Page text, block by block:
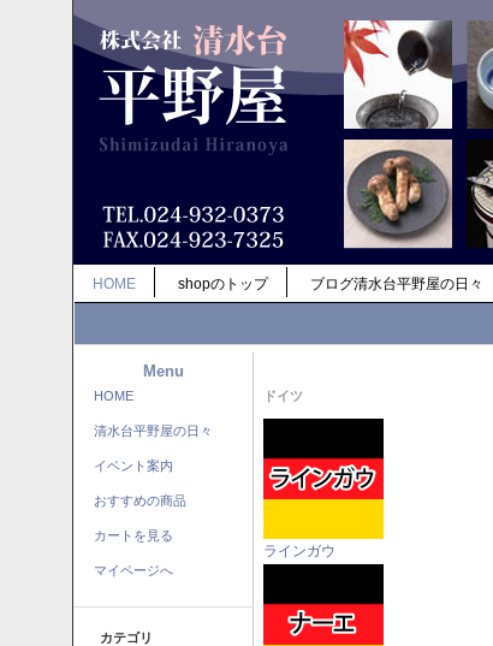
HOME shopのトップ ブログ清水台平野屋の日々
Menu
HOME
清水台平野屋の日々
イベント案内
おすすめの商品
カートを見る
マイページへ
カテゴリ
ドイツ
ラインガウ